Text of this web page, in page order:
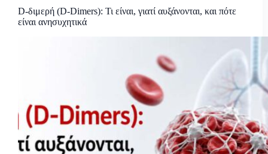
D-διμερή (D-Dimers): Τι είναι, γιατί αυξάνονται, και πότε
είναι ανησυχητικά